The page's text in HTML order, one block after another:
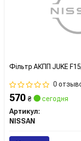
Фільтр АКПП JUKE
0
570 ₴
сегодня
Артикул:
NISSAN